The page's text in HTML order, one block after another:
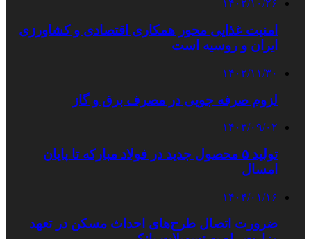
۱۴۰۲/۱۰/۲۶
امنیت غذایی محور همکاری اقتصادی و کشاورزی
ایران و روسیه است
۱۴۰۲/۱۱/۳۰
لزوم صرفه جویی در مصرف برق و گاز
۱۴۰۳/۰۹/۰۲
تولید ۵ محصول جدید در فولاد مبارکه تا پایان
امسال
۱۴۰۴/۰۱/۱۶
ضرورت اتصال طرح‌های احداث مسکن در تعهد